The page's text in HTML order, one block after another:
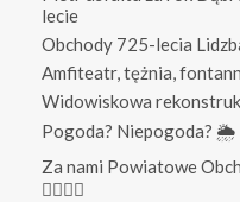
lecie
Obchody 725-lecia
Amfiteatr, tężnia,
Widowiskowa
Pogoda? Niepogoda? 🌦️
Za nami Powiatowe
👮‍♀️👮‍♂️